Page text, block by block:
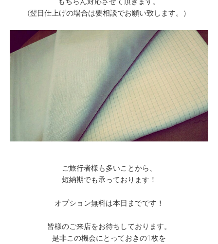
(翌日仕上げの場合は要相談でお願い致します。）
ご旅行者様も多いことから、
短納期でも承っております！
オプション無料は本日までです！
皆様のご来店をお待ちしております。
是非この機会にとっておきの1枚を